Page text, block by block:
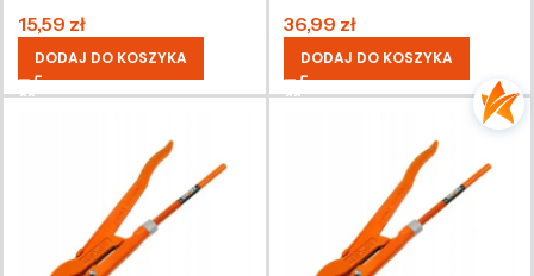
15,59 zł
DODAJ DO KOSZYKA
36,99 zł
DODAJ DO KOSZYKA